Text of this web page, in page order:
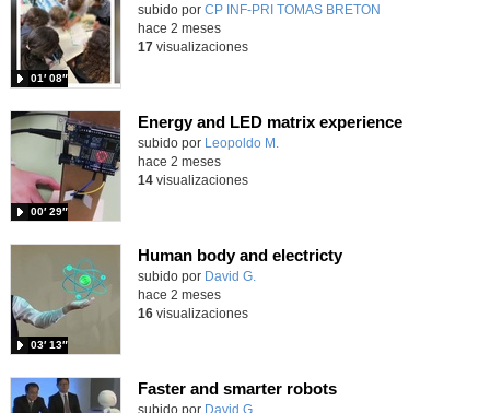
Contenido educativo.
subido por CP INF-PRI TOMAS BRETON
01′ 08″
hace 2 meses
17visualizaciones
Energy and LED matrix experience
Contenido educativo.
subido por Leopoldo M.
00′ 29″
hace 2 meses
14visualizaciones
Human body and electricty
Contenido educativo.
subido por David G.
03′ 13″
hace 2 meses
16visualizaciones
Faster and smarter robots
Contenido educativo.
subido por David G.